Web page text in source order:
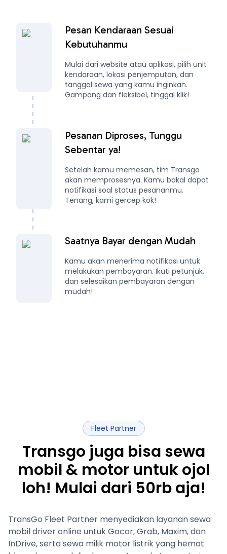
Pesan Kendaraan Sesuai
Kebutuhanmu
Mulai dari website atau aplikasi, pilih unit
kendaraan, lokasi penjemputan, dan
tanggal sewa yang kamu inginkan.
Gampang dan fleksibel, tinggal klik!
Pesanan Diproses, Tunggu
Sebentar ya!
Setelah kamu memesan, tim Transgo
akan memprosesnya. Kamu bakal dapat
notifikasi soal status pesananmu.
Tenang, kami gercep kok!
Saatnya Bayar dengan Mudah
Kamu akan menerima notifikasi untuk
melakukan pembayaran. Ikuti petunjuk,
dan selesaikan pembayaran dengan
mudah!
Fleet Partner
Transgo juga bisa sewa
mobil & motor untuk ojol
loh! Mulai dari 50rb aja!
TransGo Fleet Partner menyediakan layanan sewa
mobil driver online untuk Gocar, Grab, Maxim, dan
InDrive, serta sewa milik motor listrik yang hemat